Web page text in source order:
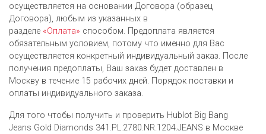
осуществляется на основании Договора (образец
Договора), любым из указанных в
разделе «Оплата» способом. Предоплата является
обязательным условием, потому что именно для Вас
осуществляется конкретный индивидуальный заказ. После
получения предоплаты, Ваш заказ будет доставлен в
Москву в течение 15 рабочих дней. Порядок поставки и
оплаты индивидуального заказа.
Для того чтобы получить и проверить Hublot Big Bang
Jeans Gold Diamonds 341.PL.2780.NR.1204.JEANS в Москве